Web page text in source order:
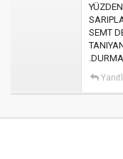
SEMT